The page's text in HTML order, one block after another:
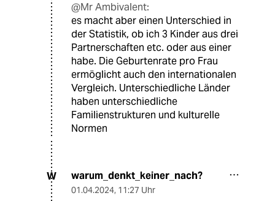
@Mr Ambivalent:
es macht aber einen Unterschied in
der Statistik, ob ich 3 Kinder aus drei
Partnerschaften etc. oder aus einer
habe. Die Geburtenrate pro Frau
ermöglicht auch den internationalen
Vergleich. Unterschiedliche Länder
haben unterschiedliche
Familienstrukturen und kulturelle
Normen
W warum_denkt_keiner_nach?
01.04.2024, 11:27 Uhr